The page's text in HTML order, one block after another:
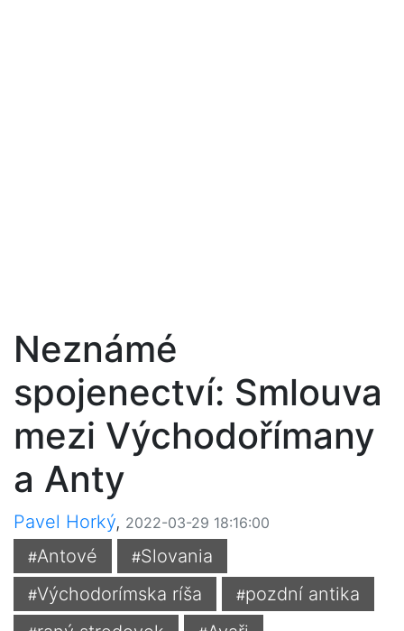
Neznámé
spojenectví: Smlouva
mezi Východořímany
a Anty
Pavel Horký, 2022-03-29 18:16:00
#Antové #Slovania
#Východorímska ríša #pozdní antika